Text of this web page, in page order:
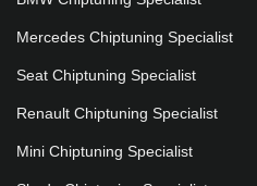
Mercedes Chiptuning Specialist
Seat Chiptuning Specialist
Renault Chiptuning Specialist
Mini Chiptuning Specialist